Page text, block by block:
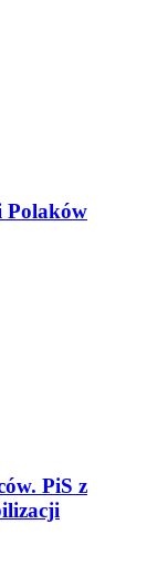
Polaków
PiS z